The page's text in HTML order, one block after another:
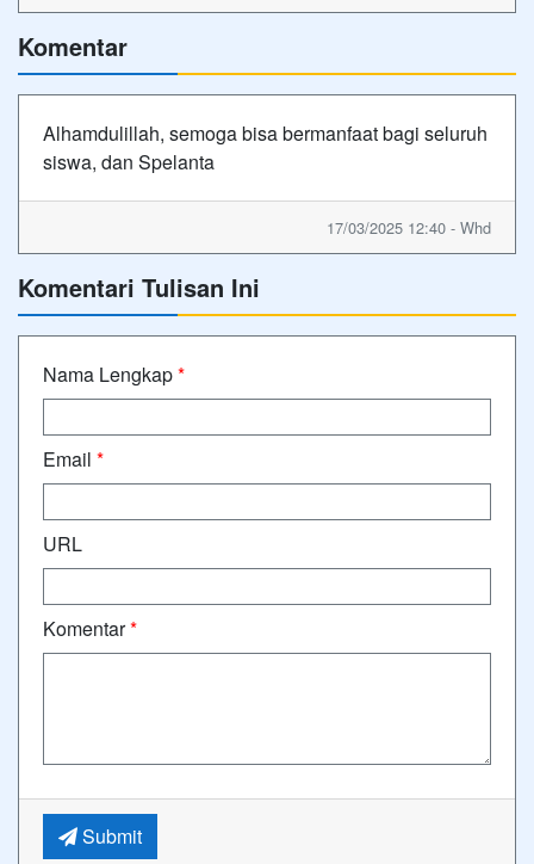
Komentar
Alhamdulillah, semoga bisa bermanfaat bagi seluruh
siswa, dan Spelanta
17/03/2025 12:40 - Whd
Komentari Tulisan Ini
Nama Lengkap*
Email *
URL
Komentar*
Submit